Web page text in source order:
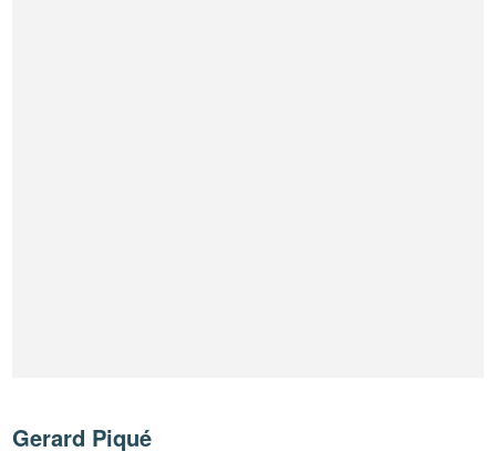
Gerard Piqué